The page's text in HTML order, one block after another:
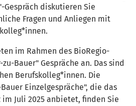
Gespräch diskutieren Sie
Fragen und Anliegen mit
im Rahmen des BioRegio-
Bauer" Gespräche an. Das sind
Berufskolleg*innen. Die
Einzelgespräche", die das
Juli 2025 anbietet, finden Sie